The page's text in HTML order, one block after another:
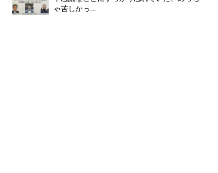
ゃ苦しかっ...